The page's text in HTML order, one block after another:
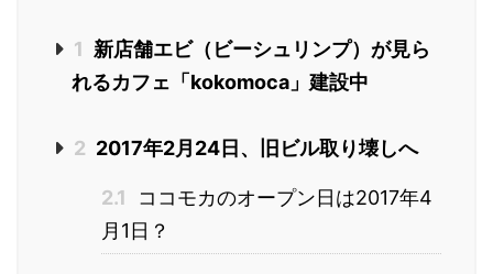
1 新店舗エビ（ビーシュリンプ）が見ら
れるカフェ「kokomoca」建設中
2 2017年2月24日、旧ビル取り壊しへ
2.1
ココモカのオープン日は2017年4
月1日？